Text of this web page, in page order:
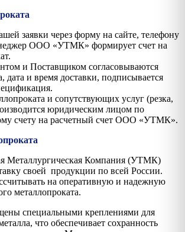
заявки через форму на сайте, телефону
ООО «УТМК» формирует счет на
и Поставщиком согласовываются
дата и время доставки, подписывается
и сопутствующих услуг (резка,
юридическим лицом по
счету на расчетный счет ООО «УТМК».
Металлургическая Компания (УТМК)
своей продукции по всей России.
на оперативную и надежную
металлопроката.
специальными креплениями для
что обеспечивает сохранность